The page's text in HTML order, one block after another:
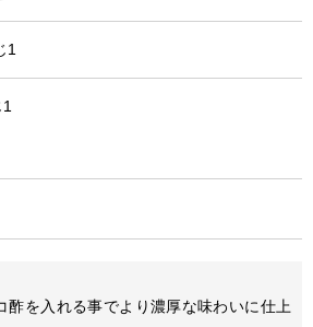
酢を入れる事でより濃厚な味わいに仕上